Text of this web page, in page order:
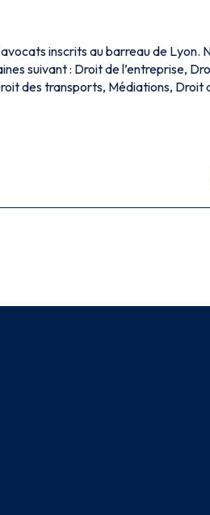
inscrits au barreau de Lyon.
suivant : Droit de l’entreprise,
des transports, Médiations, Droit